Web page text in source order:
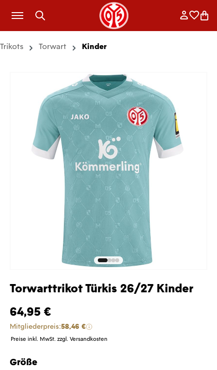
Zum Hauptinhalt springen
Trikots Torwart Kinder
Torwarttrikot Türkis 26/27 Kinder
64,95 €
Mitgliederpreis:58,46 €
Preise inkl. MwSt. zzgl. Versandkosten
Größe